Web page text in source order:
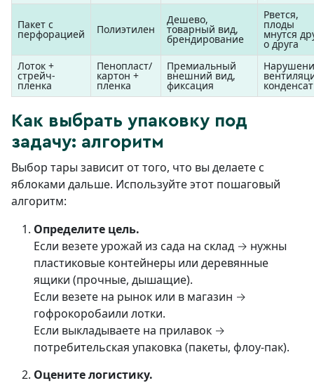
Пакет с
перфорацией Полиэтилен
Дешево,
товарный вид,
брендирование
Рвется,
плоды
мнутся
о друга
Лоток +
стрейч-
пленка
Пенопласт/
картон +
пленка
Премиальный
внешний вид,
фиксация конденсат
Как выбрать упаковку под
задачу: алгоритм
Выбор тары зависит от того, что вы делаете с
яблоками дальше. Используйте этот пошаговый
алгоритм:
Определите цель.
Если везете урожай из сада на склад → нужны
пластиковые контейнеры или деревянные
ящики (прочные, дышащие).
Если везете на рынок или в магазин →
гофрокоробаили лотки.
Если выкладываете на прилавок →
потребительская упаковка (пакеты, флоу-пак).
Оцените логистику.